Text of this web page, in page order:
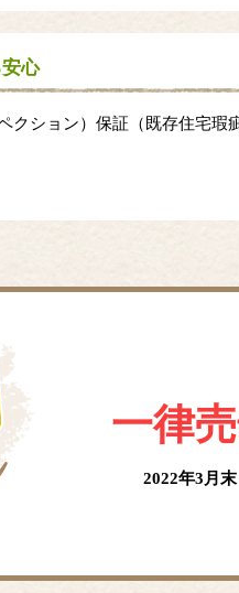
心
クション）保証（既存住宅瑕
一律
2022年3月